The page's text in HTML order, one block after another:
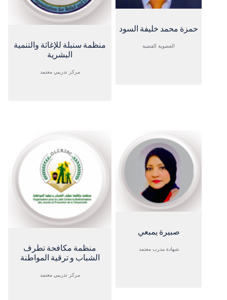
منظمة سنبلة للإغاثة والتنمية
البشرية
مركز تدريبي معتمد
حمزة محمد خليفة السود
العضوية الفضية
منظمة مكافحة تطرف
الشباب و ترقية المواطنة
مركز تدريبي معتمد
صبيرة يمبعي
شهادة مدرب معتمد